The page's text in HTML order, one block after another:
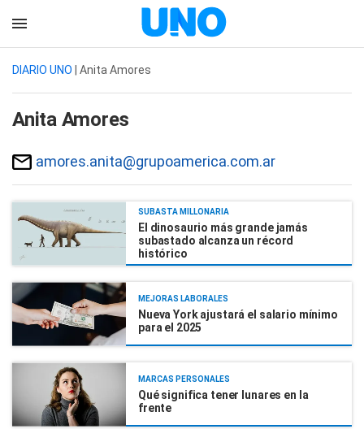
DIARIO UNO | Anita Amores
Anita Amores
amores.anita@grupoamerica.com.ar
SUBASTA MILLONARIA
El dinosaurio más grande jamás
subastado alcanza un récord
histórico
MEJORAS LABORALES
Nueva York ajustará el salario mínimo
para el 2025
MARCAS PERSONALES
Qué significa tener lunares en la
frente